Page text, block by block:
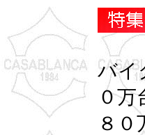
バイ
０
８